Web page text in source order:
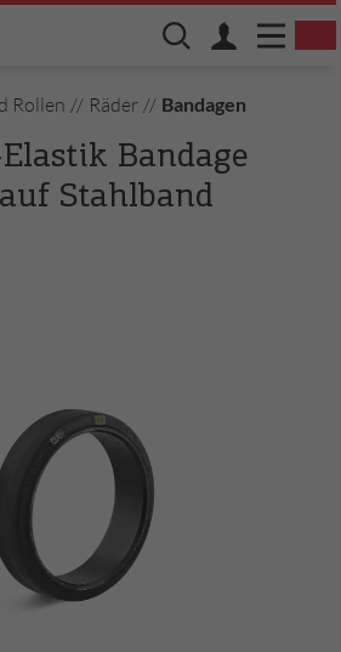
Rollen // Räder // Bandagen
Bandage
Stahlband